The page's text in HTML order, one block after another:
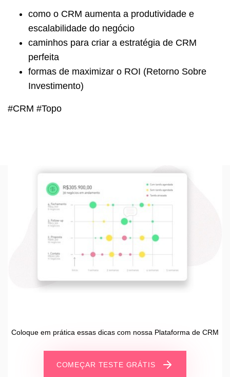
como o CRM aumenta a produtividade e
escalabilidade do negócio
caminhos para criar a estratégia de CRM
perfeita
formas de maximizar o ROI (Retorno Sobre
Investimento)
#CRM #Topo
Coloque em prática essas dicas com nossa Plataforma de CRM
COMEÇAR TESTE GRÁTIS